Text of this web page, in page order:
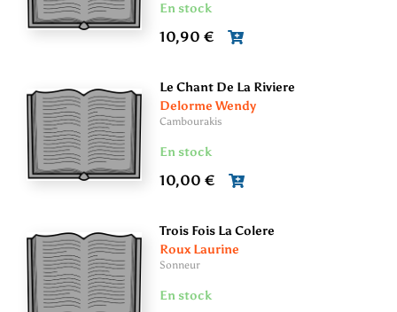
En stock
10,90 €
Le Chant De La Riviere
Delorme Wendy
Cambourakis
En stock
10,00 €
Trois Fois La Colere
Roux Laurine
Sonneur
En stock